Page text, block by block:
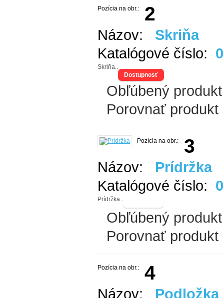
Pozícia na obr.: 2
Názov: Skriňa
Katalógové číslo:
Skriňa..
Dostupnosť
Obľúbený produkt
Porovnať produkt
Pozícia na obr.: 3
Názov: Prídržka
Katalógové číslo:
Prídržka..
Obľúbený produkt
Porovnať produkt
Pozícia na obr.: 4
Názov: Podložka